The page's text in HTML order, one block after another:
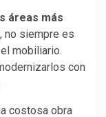
áreas más
no siempre es
mobiliario.
con
costosa obra